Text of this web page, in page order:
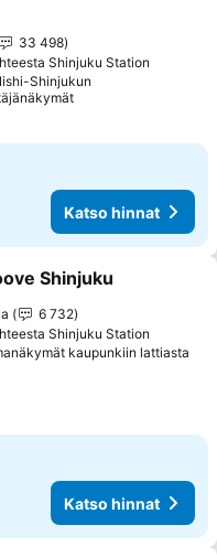
33 498
Shinjuku Station
Shinjukun
Katso hinnat
suosikkeihin
Shinjuku
6 732
Shinjuku Station
kaupunkiin lattiasta
Katso hinnat